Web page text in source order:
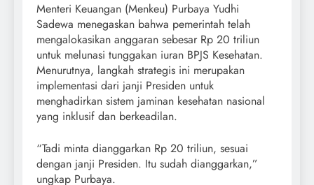
Menteri Keuangan (Menkeu) Purbaya Yudhi
Sadewa menegaskan bahwa pemerintah telah
mengalokasikan anggaran sebesar Rp 20 triliun
untuk melunasi tunggakan iuran BPJS Kesehatan.
Menurutnya, langkah strategis ini merupakan
implementasi dari janji Presiden untuk
menghadirkan sistem jaminan kesehatan nasional
yang inklusif dan berkeadilan.
“Tadi minta dianggarkan Rp 20 triliun, sesuai
dengan janji Presiden. Itu sudah dianggarkan,”
ungkap Purbaya.